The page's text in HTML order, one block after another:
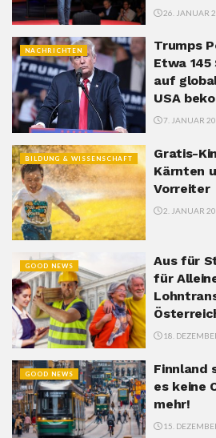
26. JANUAR
NACHRICHTEN
Trumps
Etwa
auf
USA
7. JANUAR
BILDUNG & WISSENSCHAFT
Gratis-
Kärnten
Vorreiter
2. JANUAR
GOOD NEWS
Aus für
für
18.
GOOD NEWS
Finnland
es keine
mehr!
15.